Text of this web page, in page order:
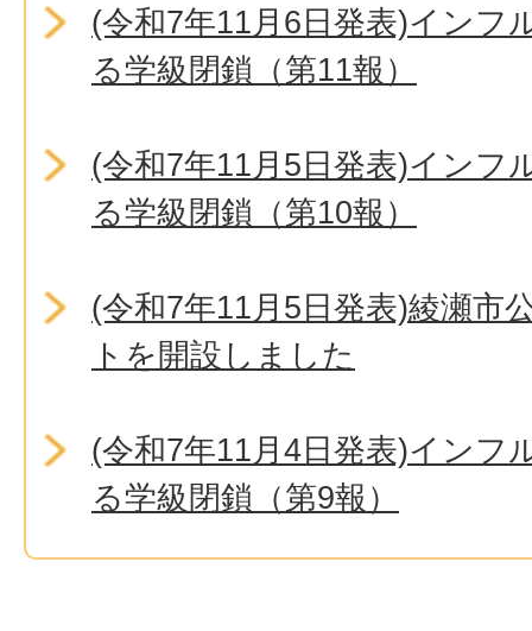
(令和7年11月6日発表)インフ
る学級閉鎖（第11報）
(令和7年11月5日発表)インフ
る学級閉鎖（第10報）
(令和7年11月5日発表)綾瀬市
トを開設しました
(令和7年11月4日発表)インフ
る学級閉鎖（第9報）